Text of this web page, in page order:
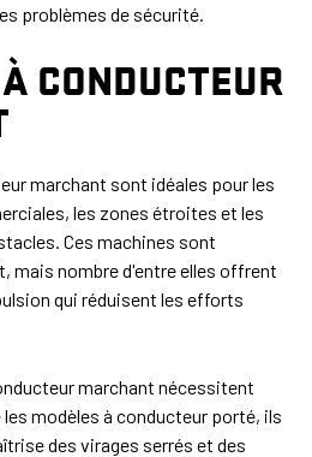
problèmes de sécurité.
CONDUCTEUR
marchant sont idéales pour les
les zones étroites et les
Ces machines sont
mais nombre d'entre elles offrent
qui réduisent les efforts
marchant nécessitent
modèles à conducteur porté, ils
des virages serrés et des